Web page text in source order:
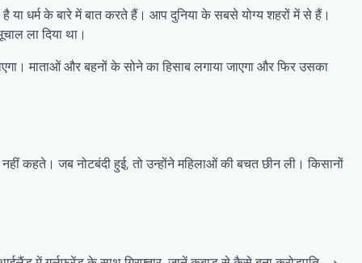
या धर्म के बारे में बात करते हैं। आप दुनिया के सबसे योग्य शहरों में से हैं।
ला दिया था।
माताओं और बहनों के सोने का हिसाब लगाया जाएगा और फिर उसका
कहते। जब नोटबंदी हुई, तो उन्होंने महिलाओं की बचत छीन ली। किसानों